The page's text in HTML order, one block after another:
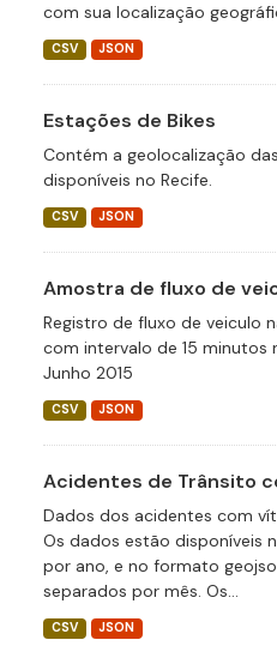
com sua localização
CSV JSON
Estações de Bikes
Contém a geolocalização
disponíveis no Recife.
CSV JSON
Amostra de fluxo de
Registro de fluxo de veiculo
com intervalo de 15 minutos
Junho 2015
CSV JSON
Acidentes de Trânsito
Dados dos acidentes com
Os dados estão disponíveis
por ano, e no formato
separados por mês. Os...
CSV JSON